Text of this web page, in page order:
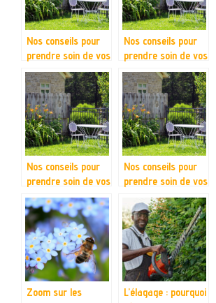
Nos conseils pour
prendre soin de vos
amenagements
exterieurs
Nos conseils pour
prendre soin de vos
amenagements
exterieurs
Nos conseils pour
prendre soin de vos
amenagements
exterieurs
Nos conseils pour
prendre soin de vos
amenagements
exterieurs
Zoom sur les
L’élagage : pourquoi